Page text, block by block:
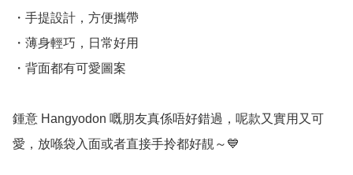
・手提設計，方便攜帶
・薄身輕巧，日常好用
・背面都有可愛圖案
鍾意 Hangyodon 嘅朋友真係唔好錯過，呢款又實用又可
愛，放喺袋入面或者直接手拎都好靚～💙